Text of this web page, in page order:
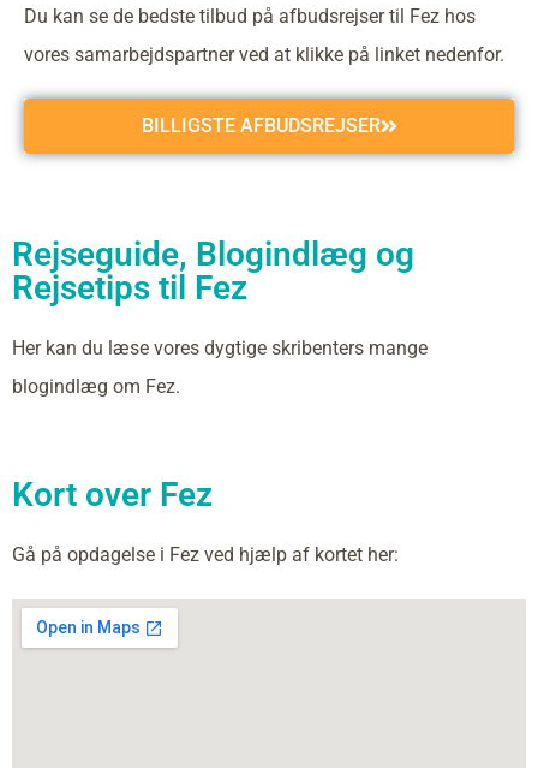
Du kan se de bedste tilbud på afbudsrejser til Fez hos
vores samarbejdspartner ved at klikke på linket nedenfor.
BILLIGSTE AFBUDSREJSER
Rejseguide, Blogindlæg og
Rejsetips til Fez
Her kan du læse vores dygtige skribenters mange
blogindlæg om Fez.
Kort over Fez
Gå på opdagelse i Fez ved hjælp af kortet her: